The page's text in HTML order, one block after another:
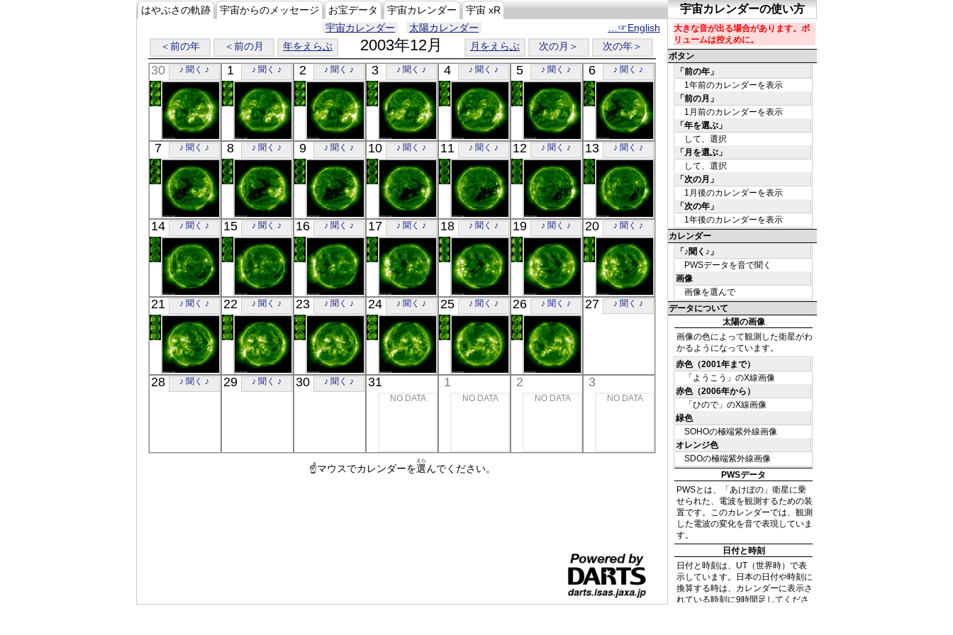
はやぶさの軌跡 宇宙からのメッセージ お宝データ 宇宙カレンダー
宇宙 xR
宇宙カレンダー
太陽カレンダー
…☞English
＜前の年
＜前の月 年をえらぶ 2003年12月 月をえらぶ 次の月＞ 次の年＞
30 ♪ 聞く ♪
SOHO
00:24
極端紫外線
1 ♪ 聞く ♪
SOHO
00:24
極端紫外線
2 ♪ 聞く ♪
SOHO
00:24
極端紫外線
3 ♪ 聞く ♪
SOHO
00:24
極端紫外線
4 ♪ 聞く ♪
SOHO
00:24
極端紫外線
5 ♪ 聞く ♪
SOHO
00:24
極端紫外線
6 ♪ 聞く ♪
SOHO
01:36
極端紫外線
7 ♪ 聞く ♪
SOHO
00:36
極端紫外線
8 ♪ 聞く ♪
SOHO
00:24
極端紫外線
9 ♪ 聞く ♪
SOHO
00:24
極端紫外線
10 ♪ 聞く ♪
SOHO
00:24
極端紫外線
11 ♪ 聞く ♪
SOHO
00:24
極端紫外線
12 ♪ 聞く ♪
SOHO
00:24
極端紫外線
13 ♪ 聞く ♪
SOHO
00:24
極端紫外線
14 ♪ 聞く ♪
SOHO
00:24
極端紫外線
15 ♪ 聞く ♪
SOHO
00:24
極端紫外線
16 ♪ 聞く ♪
SOHO
00:24
極端紫外線
17 ♪ 聞く ♪
SOHO
00:24
極端紫外線
18 ♪ 聞く ♪
SOHO
00:24
極端紫外線
19 ♪ 聞く ♪
SOHO
00:24
極端紫外線
20 ♪ 聞く ♪
SOHO
00:24
21 ♪ 聞く ♪
SOHO
00:24
22 ♪ 聞く ♪
SOHO
00:24
23 ♪ 聞く ♪
SOHO
00:24
24 ♪ 聞く ♪
極端紫外線
25 ♪ 聞く ♪
極端紫外線
26 ♪ 聞く ♪
極端紫外線
27 ♪ 聞く ♪
28 ♪ 聞く ♪ 29 ♪ 聞く ♪ 30 ♪ 聞く ♪ 31
NO DATA
1
NO DATA
2
NO DATA
3
NO DATA
☝マウスでカレンダーを選
えら
んでください。